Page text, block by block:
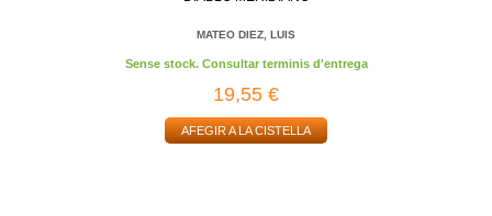
MATEO DIEZ, LUIS
Sense stock. Consultar terminis d'entrega
19,55 €
AFEGIR A LA CISTELLA